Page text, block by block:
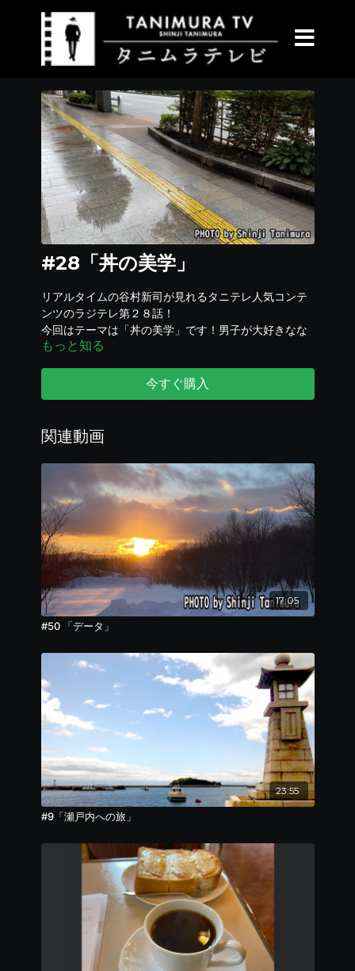
#28「丼の美学」
リアルタイムの谷村新司が見れるタニテレ人気コンテ
ンツのラジテレ第２８話！
今回はテーマは「丼の美学」です！男子が大好きなな
「どんぶり」皆さんは好きですか？
学」をお届けします。
リンクが動作しない場合、以下をコピーしてご利用く
ださい。
https://vmmekrzfuz5.typeform.com/to/FN2zaXFY
もっと知る
今すぐ購入
関連動画
17:05
#50 「データ」
23:55
#9「瀬戸内への旅」